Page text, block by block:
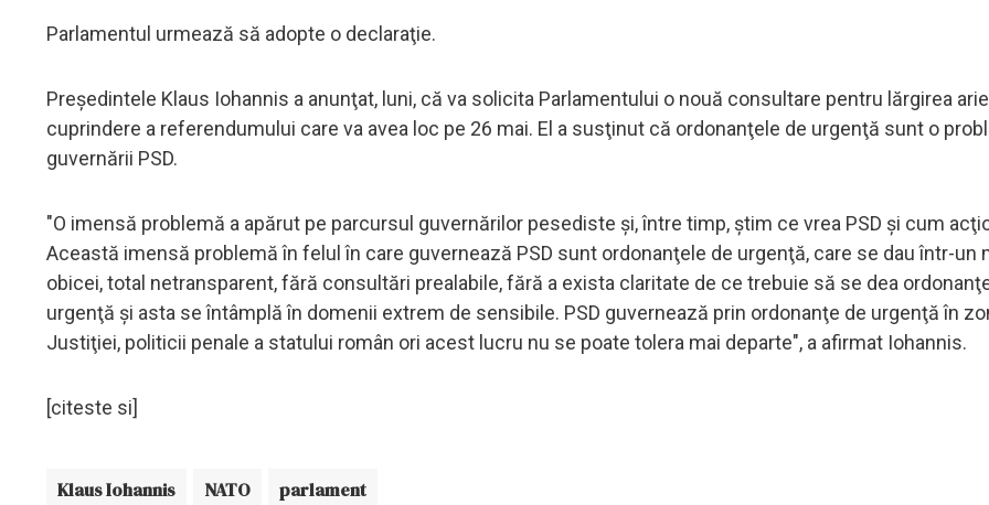
Parlamentul urmează să adopte o declaraţie.
Preşedintele Klaus Iohannis a anunţat, luni, că va solicita Parlamentului o nouă consultare pentru lărgirea
cuprindere a referendumului care va avea loc pe 26 mai. El a susţinut că ordonanţele de urgenţă sunt o
guvernării PSD.
"O imensă problemă a apărut pe parcursul guvernărilor pesediste şi, între timp, ştim ce vrea PSD şi cum
Această imensă problemă în felul în care guvernează PSD sunt ordonanţele de urgenţă, care se dau într-un
obicei, total netransparent, fără consultări prealabile, fără a exista claritate de ce trebuie să se dea
urgenţă şi asta se întâmplă în domenii extrem de sensibile. PSD guvernează prin ordonanţe de urgenţă în
Justiţiei, politicii penale a statului român ori acest lucru nu se poate tolera mai departe", a afirmat Iohannis.
[citeste si]
Klaus Iohannis NATO parlament